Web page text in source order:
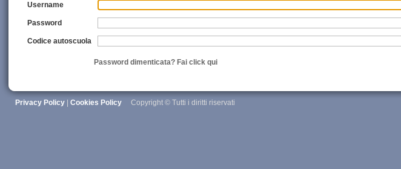
Username
Password
Codice autoscuola
Password dimenticata? Fai click qui
Privacy Policy Cookies Policy Copyright © Tutti i diritti riservati